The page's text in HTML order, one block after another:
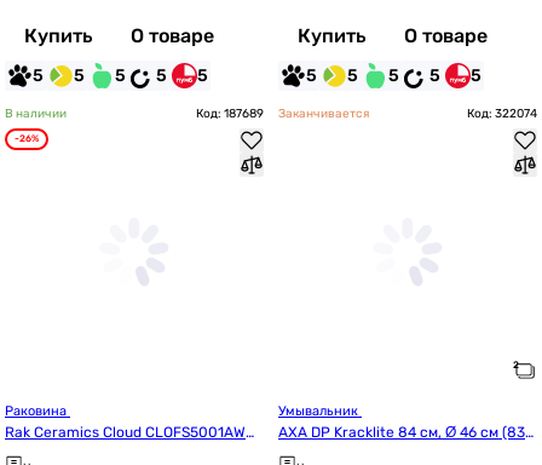
Купить О товаре
5 5 5 5 5
Купить О товаре
5 5 5 5 5
В наличии Код: 187689
-26%
Rak Ceramics Cloud CLOFS5001AWH
A
Заканчивается Код: 322074
AXA DP Kracklite 84 см, Ø 46 см (834
0001K)